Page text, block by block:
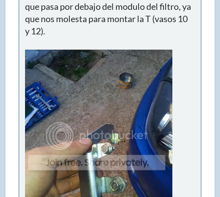
que pasa por debajo del modulo del filtro, ya
que nos molesta para montar la T (vasos 10
y 12).